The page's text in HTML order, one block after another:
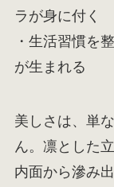
ラが身に付く
・生活習慣を
が生まれる
美しさは、単
ん。凛とした
内面から滲み